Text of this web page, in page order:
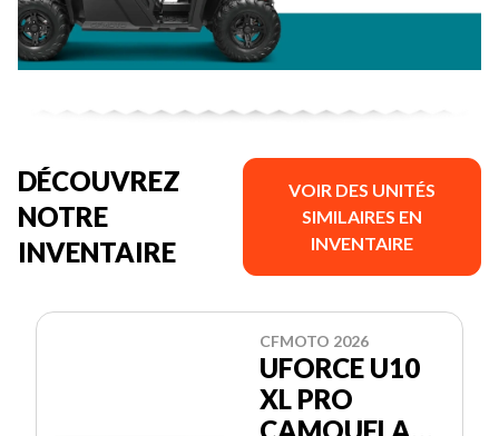
DÉCOUVREZ
NOTRE
INVENTAIRE
VOIR DES UNITÉS
SIMILAIRES EN
INVENTAIRE
CFMOTO 2026
UFORCE U10
XL PRO